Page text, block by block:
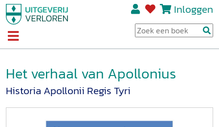
Inloggen
Het verhaal van Apollonius
Historia Apollonii Regis Tyri